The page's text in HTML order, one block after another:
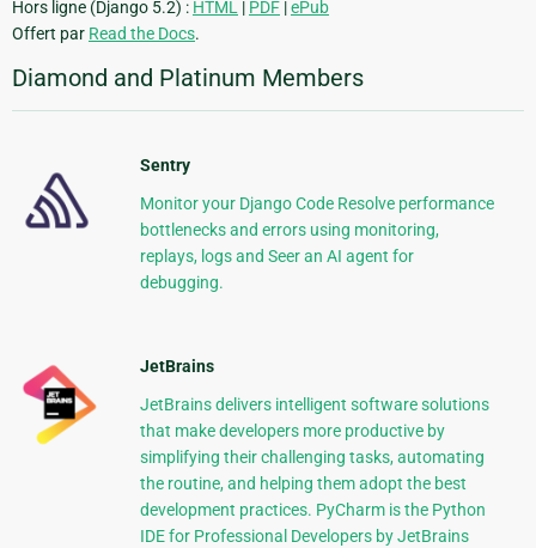
Hors ligne (Django 5.2) : HTML | PDF |ePub
Offert par Read the Docs.
Diamond and Platinum Members
Sentry
Monitor your Django Code Resolve performance
bottlenecks and errors using monitoring,
replays, logs and Seer an AI agent for
debugging.
JetBrains
JetBrains delivers intelligent software solutions
that make developers more productive by
simplifying their challenging tasks, automating
the routine, and helping them adopt the best
development practices. PyCharm is the Python
IDE for Professional Developers by JetBrains